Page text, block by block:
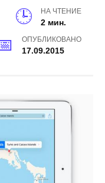
НА ЧТЕНИЕ
2 мин.
ОПУБЛИКОВАНО
17.09.2015